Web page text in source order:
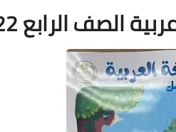
الصف الرابع 2022